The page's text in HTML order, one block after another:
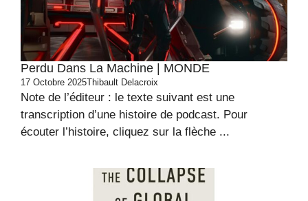
Perdu Dans La Machine | MONDE
17 Octobre 2025Thibault Delacroix
Note de l’éditeur : le texte suivant est une
transcription d’une histoire de podcast. Pour
écouter l’histoire, cliquez sur la flèche ...